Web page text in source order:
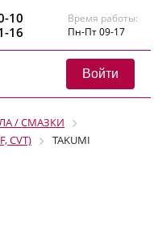
10
16
Время работы:
Пн-Пт 09-17
Войти
/ СМАЗКИ
CVT)
TAKUMI